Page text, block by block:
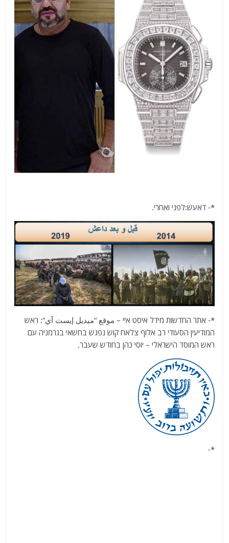
*- דאעש:לפני ואחרי.
*- אתר החדשות מידל איסט איי – موقع “ميديل إيست آي”: ראש
המודיעין הסעודי רב אלוף צלאח קוש נפגש בחשאי בגרמניה עם
ראש המוסד הישראלי – יוסי כהן בחודש שעבר.
*-